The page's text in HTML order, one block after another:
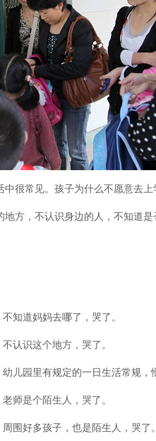
很常见。孩子为什么不愿意去
方，不认识身边的人，不知道
不知道妈妈去哪了，哭了。
不认识这个地方，哭了。
幼儿园里有规定的一日生活常规，
老师是个陌生人，哭了。
周围好多孩子，也是陌生人，哭了。